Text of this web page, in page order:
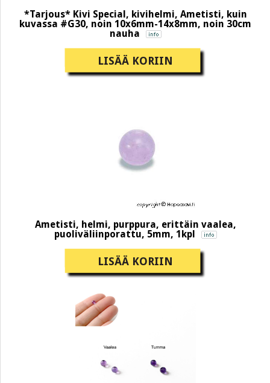
*Tarjous* Kivi Special, kivihelmi, Ametisti, kuin
kuvassa #G30, noin 10x6mm-14x8mm, noin 30cm
nauha
LISÄÄ KORIIN
Ametisti, helmi, purppura, erittäin vaalea,
puoliväliinporattu, 5mm, 1kpl
LISÄÄ KORIIN